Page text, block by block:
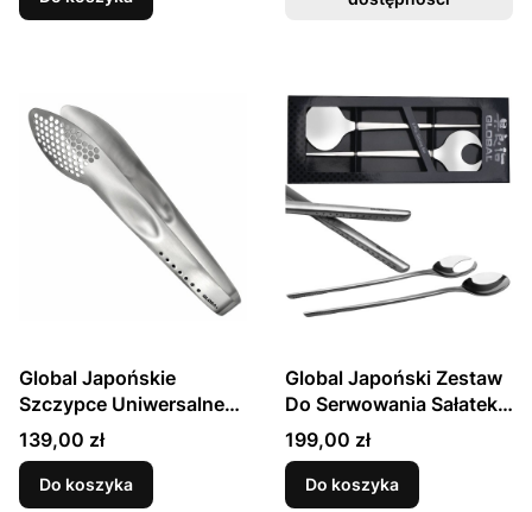
Global Japońskie
Szczypce Uniwersalne
Stal Nierdzewna 23cm
GS-65
Cena
139,00 zł
Do koszyka
Global Japoński Zestaw
Do Serwowania Sałatek
2 Częściowy GT-078
Cena
199,00 zł
Do koszyka